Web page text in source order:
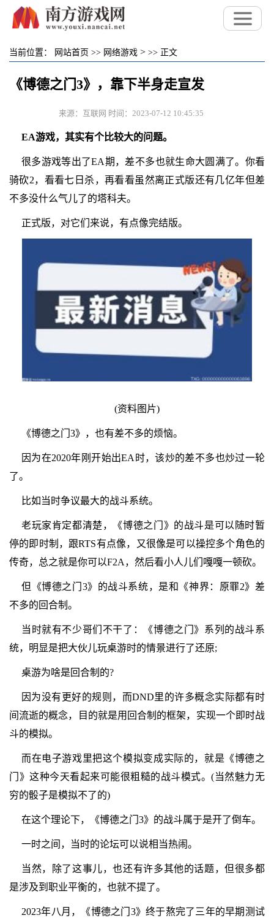
当前位置： 网站首页 >> 网络游戏 > >> 正文
《博德之门3》，靠下半身走宣发
来源：互联网 时间：2023-07-12 10:45:35
EA游戏，其实有个比较大的问题。
很多游戏等出了EA期，差不多也就生命大圆满了。你看
骑砍2，看看七日杀，再看看虽然离正式版还有几亿年但差
不多没什么气儿了的塔科夫。
正式版，对它们来说，有点像完结版。
(资料图片)
《博德之门3》，也有差不多的烦恼。
因为在2020年刚开始出EA时，该炒的差不多也炒过一轮
了。
比如当时争议最大的战斗系统。
老玩家肯定都清楚，《博德之门》的战斗是可以随时暂
停的即时制，跟RTS有点像，又很像是可以操控多个角色的
传奇，总之就是你可以F2A，然后看小人儿们嘎嘎一顿砍。
但《博德之门3》的战斗系统，是和《神界：原罪2》差
不多的回合制。
当时就有不少哥们不干了：《博德之门》系列的战斗系
统，明显是把大伙儿玩桌游时的情景进行了还原;
桌游为啥是回合制的?
因为没有更好的规则，而DND里的许多概念实际都有时
间流逝的概念，目的就是用回合制的框架，实现一个即时战
斗的模拟。
而在电子游戏里把这个模拟变成实际的，就是《博德之
门》这种今天看起来可能很粗糙的战斗模式。(当然魅力无
穷的骰子是模拟不了的)
在这个理论下，《博德之门3》的战斗属于是开了倒车。
一时之间，当时的论坛可以说相当热闹。
当然，除了这事儿，也还有许多其他的话题，但很多都
是涉及到职业平衡的，也就不提了。
2023年八月，《博德之门3》终于熬完了三年的早期测试